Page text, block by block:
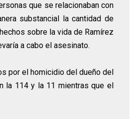
que se relacionaban con
substancial la cantidad de
sobre la vida de Ramírez
a cabo el asesinato.
por el homicidio del dueño del
la 114 y la 11 mientras que el